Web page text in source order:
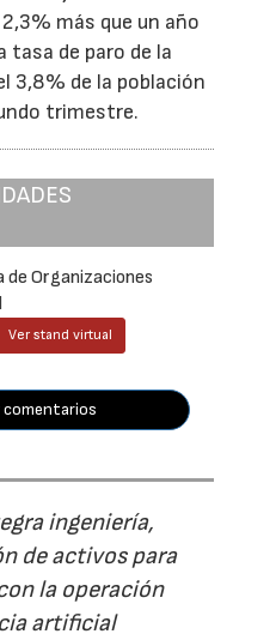
más que un año
tasa de paro de la
3,8% de la población
trimestre.
de Organizaciones
Ver stand virtual
comentarios
ingeniería,
de activos para
la operación
artificial